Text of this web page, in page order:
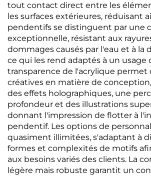
tout contact direct entre les
les surfaces extérieures, réduisant
pendentifs se distinguent par une
exceptionnelle, résistant aux
dommages causés par l'eau et à la
ce qui les rend adaptés à un usage
transparence de l'acrylique permet
créatives en matière de
des effets holographiques, une
profondeur et des illustrations
donnant l'impression de flotter à
pendentif. Les options de
quasiment illimitées, s'adaptant à
formes et complexités de motifs
aux besoins variés des clients. La
légère mais robuste garantit un